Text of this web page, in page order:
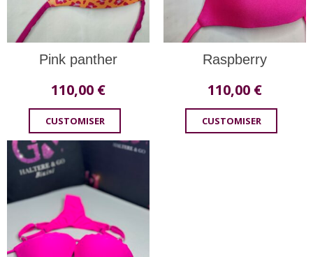
Pink panther
110,00 €
CUSTOMISER
Raspberry
110,00 €
CUSTOMISER